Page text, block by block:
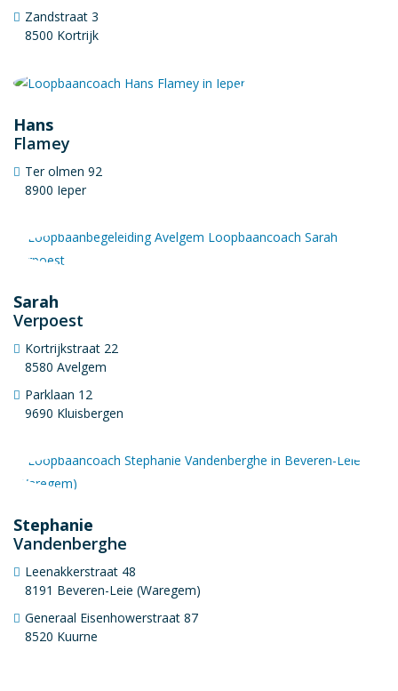
Zandstraat 3
8500 Kortrijk
Hans
Flamey
Ter olmen 92
8900 Ieper
Sarah
Verpoest
Kortrijkstraat 22
8580 Avelgem
Parklaan 12
9690 Kluisbergen
Stephanie
Vandenberghe
Leenakkerstraat 48
8191 Beveren-Leie (Waregem)
Generaal Eisenhowerstraat 87
8520 Kuurne